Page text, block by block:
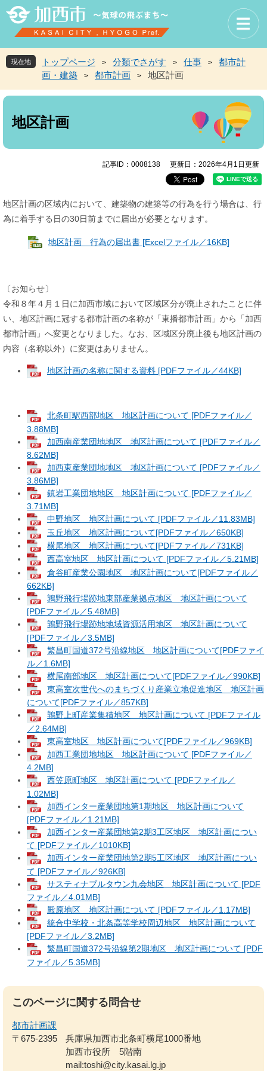
先
頭
す
を
飛
し
へ
現在地 トップページ > 分類でさがす > 仕事 >
都市計
画・建築
> 都市計画 > 地区計画
本
地区計画
記事ID：0008138 更新日：2026年4月1日更新
地区計画の区域内において、建築物の建築等の行為を行う場合は、行
為に着手する日の30日前までに届出が必要となります。
地区計画 行為の届出書 [Excelファイル／16KB]
〔お知らせ〕
令和８年４月１日に加西市域において区域区分が廃止されたことに伴
い、地区計画に冠する都市計画の名称が「東播都市計画」から「加西
都市計画」へ変更となりました。なお、区域区分廃止後も地区計画の
内容（名称以外）に変更はありません。
地区計画の名称に関する資料 [PDFファイル／44KB]
北条町駅西部地区 地区計画について [PDFファイル／
3.88MB]
加西南産業団地地区 地区計画について [PDFファイル／
8.62MB]
加西東産業団地地区 地区計画について [PDFファイル／
3.86MB]
鎮岩工業団地地区 地区計画について [PDFファイル／
3.71MB]
中野地区 地区計画について [PDFファイル／11.83MB]
玉丘地区 地区計画について[PDFファイル／650KB]
横尾地区 地区計画について[PDFファイル／731KB]
西高室地区 地区計画について [PDFファイル／5.21MB]
倉谷町産業公園地区 地区計画について[PDFファイル／
662KB]
鶉野飛行場跡地東部産業拠点地区 地区計画について
[PDFファイル／5.48MB]
鶉野飛行場跡地地域資源活用地区 地区計画について
[PDFファイル／3.5MB]
繁昌町国道372号沿線地区 地区計画について[PDFファイ
ル／1.6MB]
横尾南部地区 地区計画について[PDFファイル／990KB]
東高室次世代へのまちづくり産業立地促進地区 地区計画
について[PDFファイル／857KB]
鶉野上町産業集積地区 地区計画について [PDFファイル
／2.64MB]
東高室地区 地区計画について[PDFファイル／969KB]
加西工業団地地区 地区計画について [PDFファイル／
4.2MB]
西笠原町地区 地区計画について [PDFファイル／
1.02MB]
加西インター産業団地第1期地区 地区計画について
[PDFファイル／1.21MB]
加西インター産業団地第2期3工区地区 地区計画につい
て [PDFファイル／1010KB]
加西インター産業団地第2期5工区地区 地区計画につい
て [PDFファイル／926KB]
サスティナブルタウン九会地区 地区計画について [PDF
ファイル／4.01MB]
殿原地区 地区計画について [PDFファイル／1.17MB]
統合中学校・北条高等学校周辺地区 地区計画について
[PDFファイル／3.2MB]
繁昌町国道372号沿線第2期地区 地区計画について [PDF
ファイル／5.35MB]
このページに関する問合せ
都市計画課
〒675-2395
兵庫県加西市北条町横尾1000番地
加西市役所 5階南
mail:toshi@city.kasai.lg.jp